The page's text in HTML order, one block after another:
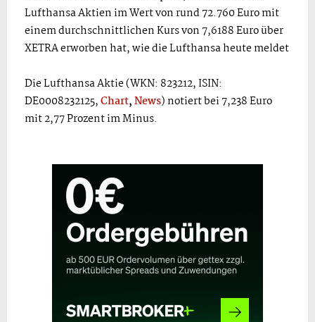
Lufthansa Aktien im Wert von rund 72.760 Euro mit
einem durchschnittlichen Kurs von 7,6188 Euro über
XETRA erworben hat, wie die Lufthansa heute meldet
Die Lufthansa Aktie (WKN: 823212, ISIN:
DE0008232125,Chart,News) notiert bei 7,238 Euro
mit 2,77 Prozent im Minus.